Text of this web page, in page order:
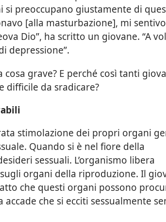
si preoccupano giustamente di
[alla masturbazione], mi sentivo
Dio”, ha scritto un giovane. “A
depressione”.
cosa grave? E perché così tanti
difficile da sradicare?
stimolazione dei propri organi
Quando si è nel fiore della
sessuali. L’organismo libera
organi della riproduzione. Il
che questi organi possono
che si ecciti sessualmente